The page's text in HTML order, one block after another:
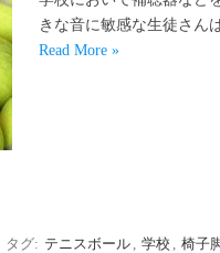
きな音に敏感な生徒さん
Read More »
タグ: テニスボール , 学校 , 椅子